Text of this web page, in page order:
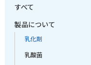
すべて
製品について
乳化剤
乳酸菌